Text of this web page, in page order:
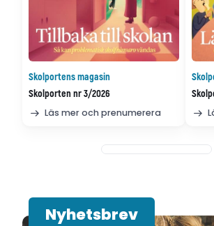
Skolportens magasin
Skolporten nr 3/2026
Läs mer och prenumerera
Nyhetsbrev